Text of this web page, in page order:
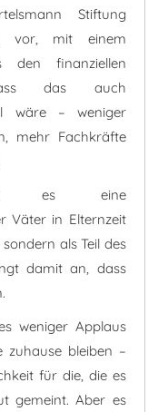
Stiftung
vor, mit einem
den finanziellen
das auch
wäre – weniger
mehr Fachkräfte
es eine
Väter in Elternzeit
als Teil des
damit an, dass
weniger Applaus
zuhause bleiben –
für die, die es
gemeint. Aber es